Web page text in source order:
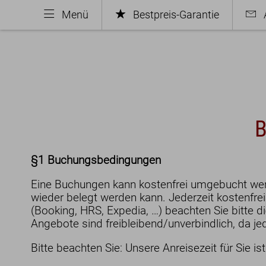
Menü Bestpreis-Garantie
Hotel
§1 Buchungsbedingungen
Eine Buchungen kann kostenfrei umgebucht
wieder belegt werden kann. Jederzeit
(Booking, HRS, Expedia, …) beachten Sie bitte
Angebote sind freibleibend/unverbindlich, da
Bitte beachten Sie: Unsere Anreisezeit für Sie